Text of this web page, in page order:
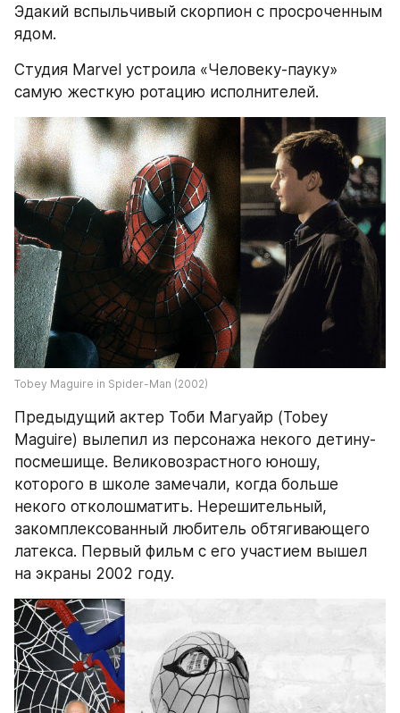
Эдакий вспыльчивый скорпион с просроченным
ядом.
Студия Marvel устроила «Человеку-пауку»
самую жесткую ротацию исполнителей.
Tobey Maguire in Spider-Man (2002)
Предыдущий актер Тоби Магуайр (Tobey
Maguire) вылепил из персонажа некого детину-
посмешище. Великовозрастного юношу,
которого в школе замечали, когда больше
некого отколошматить. Нерешительный,
закомплексованный любитель обтягивающего
латекса. Первый фильм с его участием вышел
на экраны 2002 году.